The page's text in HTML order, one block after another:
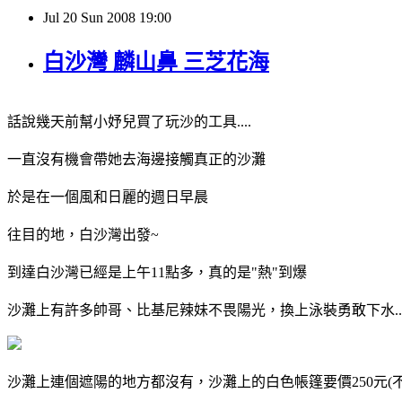
Jul 20 Sun 2008 19:00
白沙灣 麟山鼻 三芝花海
話說幾天前幫小妤兒買了玩沙的工具....
一直沒有機會帶她去海邊接觸真正的沙灘
於是在一個風和日麗的週日早晨
往目的地，白沙灣出發~
到達白沙灣已經是上午11點多，真的是"熱"到爆
沙灘上有許多帥哥、比基尼辣妹不畏陽光，換上泳裝勇敢下水..
沙灘上連個遮陽的地方都沒有，沙灘上的白色帳篷要價250元(